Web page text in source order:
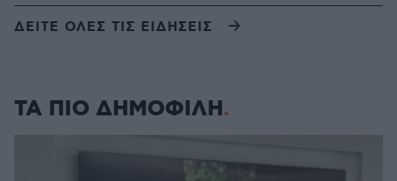
ΔΕΙΤΕ ΟΛΕΣ ΤΙΣ ΕΙΔΗΣΕΙΣ
ΤΑ ΠΙΟ ΔΗΜΟΦΙΛΗ